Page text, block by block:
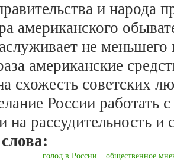
и народа
американского
не
американские
схожесть советских
России работать
на рассудительность и
голод в России общественное